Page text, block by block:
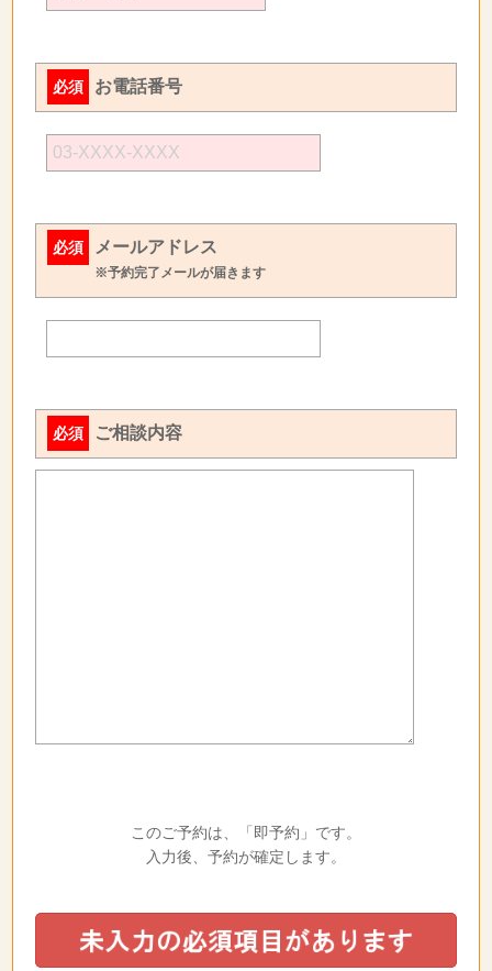
必須 お電話番号
必須 メールアドレス
※予約完了メールが届きます
必須 ご相談内容
このご予約は、「即予約」です。
入力後、予約が確定します。